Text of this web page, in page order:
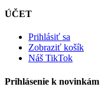
ÚČET
Prihlásiť sa
Zobraziť košík
Náš TikTok
Prihlásenie k novinkám